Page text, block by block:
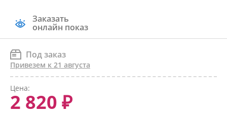
Заказать
онлайн показ
Под заказ
Привезем к 21 августа
Цена:
2 820 ₽